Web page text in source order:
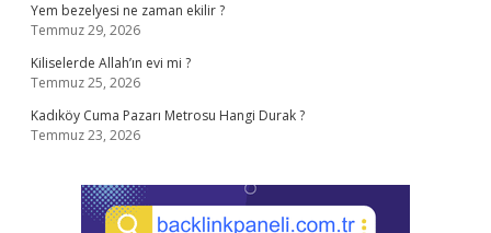
Yem bezelyesi ne zaman ekilir ?
Temmuz 29, 2026
Kiliselerde Allah’ın evi mi ?
Temmuz 25, 2026
Kadıköy Cuma Pazarı Metrosu Hangi Durak ?
Temmuz 23, 2026